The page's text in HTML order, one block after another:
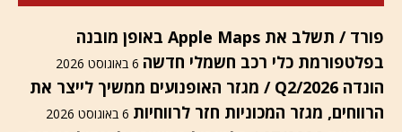
פורד / תשלב את Apple Maps באופן מובנה
בפלטפורמת כלי רכב חשמלי חדשה 6 באוגוסט 2026
הונדה Q2/2026 / מגזר האופנועים ממשיך לייצר את
הרווחים, מגזר המכוניות חזר לרווחיות 6 באוגוסט 2026